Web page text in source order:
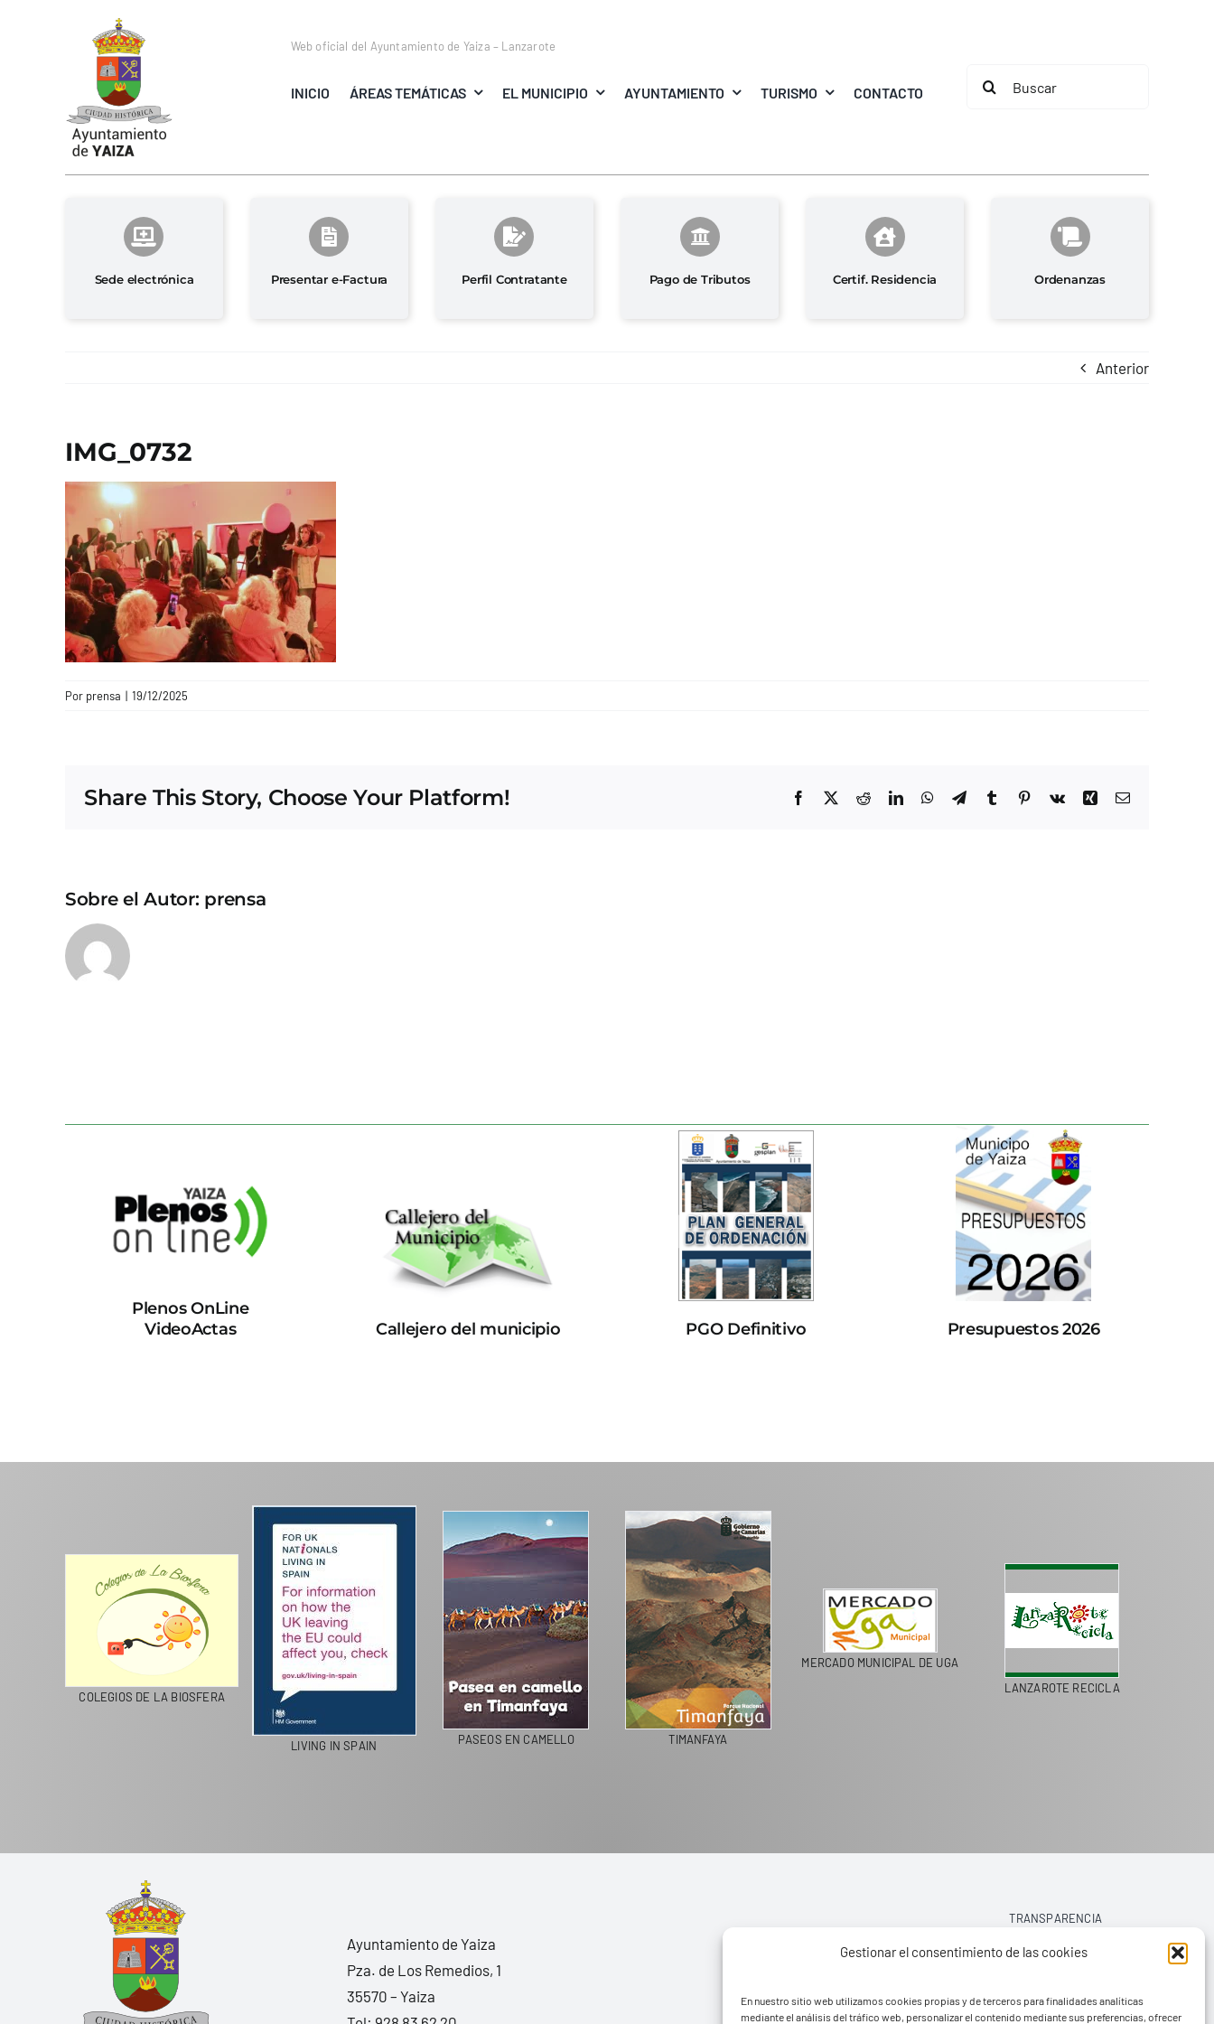
Gestionar el consentimiento de las cookies
En nuestro sitio web utilizamos cookies propias y de terceros para finalidades analíticas
mediante el análisis del tráfico web, personalizar el contenido mediante sus preferencias, ofrecer
Web oficial del Ayuntamiento de Yaiza – Lanzarote
INICIO ÁREAS TEMÁTICAS EL MUNICIPIO AYUNTAMIENTO TURISMO CONTACTO
Buscar:
Sede electrónica Presentar e-Factura Perfil Contratante Pago de Tributos Certif. Residencia Ordenanzas
Anterior
IMG_0732
Por prensa | 19/12/2025
Share This Story, Choose Your Platform! Facebook
X RedditLinkedInWhatsApp
TelegramTumblrPinterest
Vk Xing Correo
Sobre el Autor: prensa
Plenos OnLine
VideoActas
Callejero del municipio PGO Definitivo Presupuestos 2026
COLEGIOS DE LA BIOSFERA
LIVING IN SPAIN PASEOS EN CAMELLO TIMANFAYA
MERCADO MUNICIPAL DE UGA
LANZAROTE RECICLA
Ayuntamiento de Yaiza
Pza. de Los Remedios, 1
35570 – Yaiza
TRANSPARENCIA
AVISO LEGAL
POLÍTICA DE PRIVACIDAD